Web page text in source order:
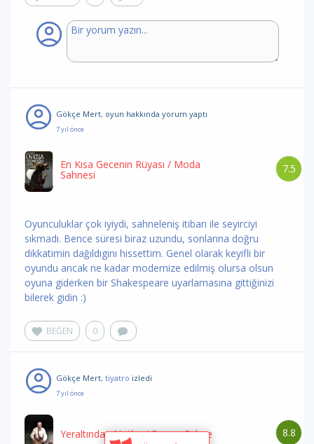
Gökçe Mert, oyun hakkında yorum yaptı
7 yıl önce
7.5
En Kısa Gecenin Rüyası / Moda
Sahnesi
Oyunculuklar çok iyiydi, sahneleniş itibarı ile seyirciyi
sıkmadı. Bence süresi biraz uzundu, sonlarına doğru
dikkatimin dağıldıgını hissettim. Genel olarak keyifli bir
oyundu ancak ne kadar modernize edilmiş olursa olsun
oyuna giderken bir Shakespeare uyarlamasına gittiğinizi
bilerek gidin :)
BEĞEN 0
Gökçe Mert, tiyatro izledi
7 yıl önce
8.8
Yeraltından Notlar/ Seyyar Sahne